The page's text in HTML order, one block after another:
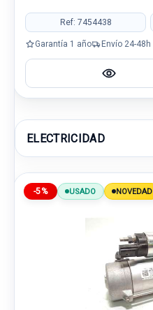
Ref: 7454438
Garantía 1 año Envío 24-48h
ELECTRICIDAD
-5% USADO NOVEDAD